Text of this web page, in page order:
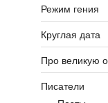
Режим гения
Круглая дата
Про великую
Писатели